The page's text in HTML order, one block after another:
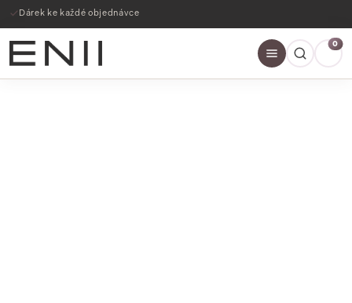
Dárek ke každé objednávce
0